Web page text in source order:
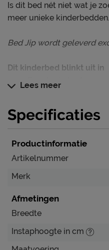
Is dit bed nét niet wat je
meer unieke
Bed Jip wordt geleverd
Dit kinderbed blinkt uit in
Jip(pie), een fijn bed
Verzorging & Garantie
Je nieuwe kinderbed wil
Lees meer
Specificaties
Productinformatie
Artikelnummer
Merk
Afmetingen
Breedte
Instaphoogte in cm